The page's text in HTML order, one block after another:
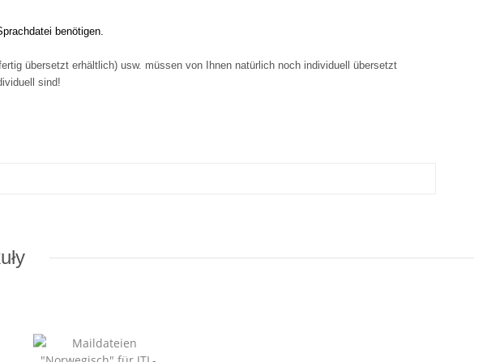
benötigen.
übersetzt erhältlich) usw. müssen von Ihnen natürlich noch individuell übersetzt
sind!